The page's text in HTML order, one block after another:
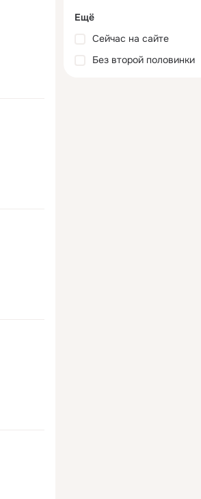
Ещё
Сейчас на сайте
Без второй половинки